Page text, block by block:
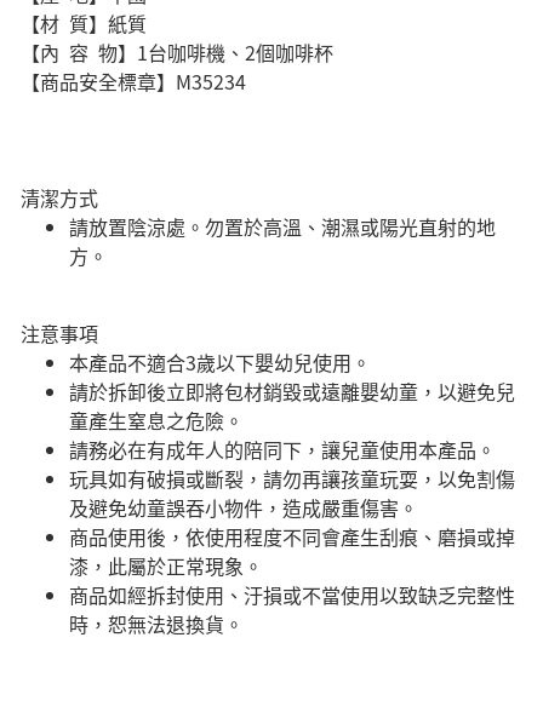
【材 質】紙質
【內 容 物】1台咖啡機、2個咖啡杯
【商品安全標章】M35234
清潔方式
請放置陰涼處。勿置於高溫、潮濕或陽光直射的地
方。
注意事項
本產品不適合3歲以下嬰幼兒使用。
請於拆卸後立即將包材銷毀或遠離嬰幼童，以避免兒
童產生窒息之危險。
請務必在有成年人的陪同下，讓兒童使用本產品。
玩具如有破損或斷裂，請勿再讓孩童玩耍，以免割傷
及避免幼童誤吞小物件，造成嚴重傷害。
商品使用後，依使用程度不同會產生刮痕、磨損或掉
漆，此屬於正常現象。
商品如經拆封使用、汙損或不當使用以致缺乏完整性
時，恕無法退換貨。